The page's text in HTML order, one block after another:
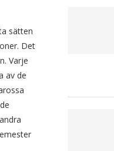
sätten
Det
Varje
av de